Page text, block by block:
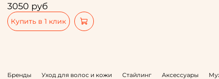
3050 руб
Купить в 1 клик
Бренды Уход для волос и кожи Стайлинг Аксессуары